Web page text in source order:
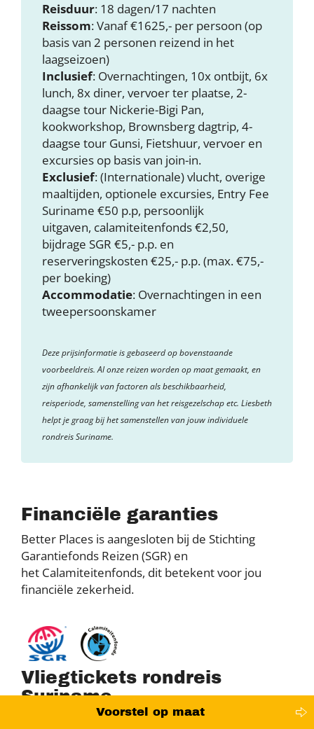
Reisduur: 18 dagen/17 nachten
Reissom: Vanaf €1625,- per persoon (op
basis van 2 personen reizend in het
laagseizoen)
Inclusief: Overnachtingen, 10x ontbijt, 6x
lunch, 8x diner, vervoer ter plaatse, 2-
daagse tour Nickerie-Bigi Pan,
kookworkshop, Brownsberg dagtrip, 4-
daagse tour Gunsi, Fietshuur, vervoer en
excursies op basis van join-in.
Exclusief: (Internationale) vlucht, overige
maaltijden, optionele excursies, Entry Fee
Suriname €50 p.p, persoonlijk
uitgaven, calamiteitenfonds €2,50,
bijdrage SGR €5,- p.p. en
reserveringskosten €25,- p.p. (max. €75,-
per boeking)
Accommodatie: Overnachtingen in een
tweepersoonskamer
Deze prijsinformatie is gebaseerd op bovenstaande
voorbeeldreis. Al onze reizen worden op maat gemaakt, en
zijn afhankelijk van factoren als beschikbaarheid,
reisperiode, samenstelling van het reisgezelschap etc. Liesbeth
helpt je graag bij het samenstellen van jouw individuele
rondreis Suriname.
Financiële garanties
Better Places is aangesloten bij de Stichting
Garantiefonds Reizen (SGR) en
het Calamiteitenfonds, dit betekent voor jou
financiële zekerheid.
Vliegtickets rondreis
Suriname
Het zelf boeken van vliegtickets is tegenwoordig
Voorstel op maat